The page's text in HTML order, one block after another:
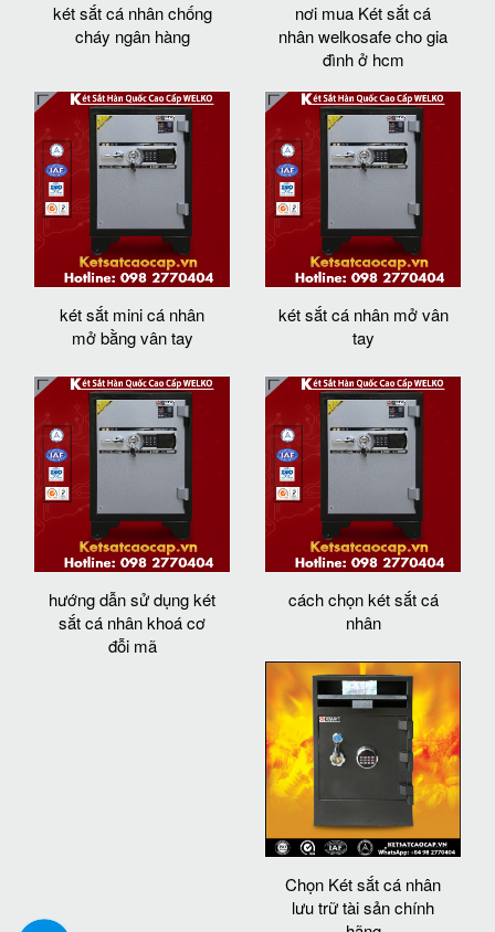
két sắt cá nhân chống
cháy ngân hàng
nơi mua Két sắt cá
nhân welkosafe cho gia
đình ở hcm
két sắt mini cá nhân
mở bằng vân tay
két sắt cá nhân mở vân
tay
hướng dẫn sử dụng két
sắt cá nhân khoá cơ
đỗi mã
cách chọn két sắt cá
nhân
Chọn Két sắt cá nhân
lưu trữ tài sản chính